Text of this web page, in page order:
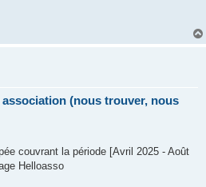
(nous trouver, nous
couvrant la période [Avril 2025 - Août
Helloasso